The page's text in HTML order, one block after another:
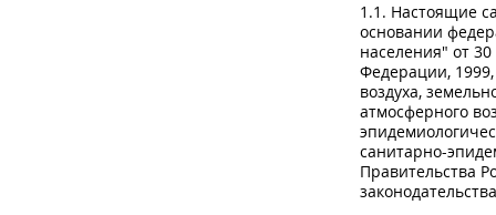
1.1. Настоящие
основании
населения" от
Федерации,
воздуха,
атмосферного
санитарно-
Правительства